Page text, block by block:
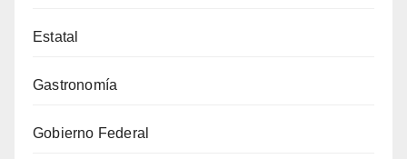
Estatal
Gastronomía
Gobierno Federal